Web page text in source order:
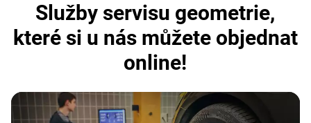
Služby servisu geometrie,
které si u nás můžete objednat
online!